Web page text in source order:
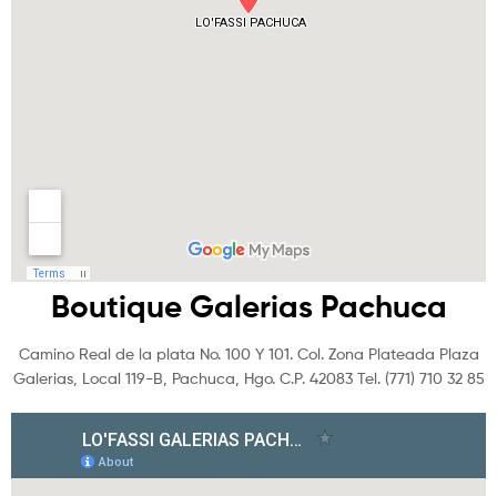
Boutique Galerias Pachuca
Camino Real de la plata No. 100 Y 101. Col. Zona Plateada Plaza
Galerias, Local 119-B, Pachuca, Hgo. C.P. 42083 Tel. (771) 710 32 85